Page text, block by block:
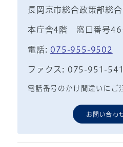
長岡京市総合政策部総
本庁舎4階 窓口番号46
電話: 075-955-9502
ファクス: 075-951-
電話番号のかけ間違いにご
お問い合わ